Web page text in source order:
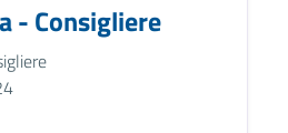
- Consigliere